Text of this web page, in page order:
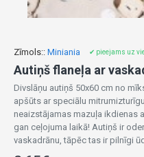
Zīmols:: Miniania ✔ pieejams uz
Divslāņu autiņš 50x60 cm no
apšūts ar speciālu
neaizstājamas mazuļa ikdienas
gan ceļojuma laikā! Autiņš ir
vaskadrānu, tāpēc tas ir pilnīgi